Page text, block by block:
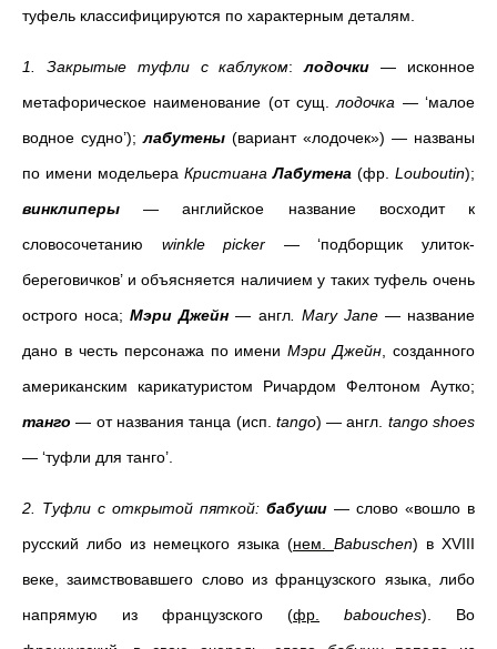
туфель классифицируются по характерным деталям.
1. Закрытые туфли с каблуком:лодочки —
исконное
метафорическое наименование (от сущ.лодочка — ‘малое
водное судно’);лабутены (вариант «лодочек») — названы
по имени модельера КристианаЛабутена (фр. Louboutin);
винклиперы
— английское название восходит к
словосочетанию winkle picker — ‘подборщик улиток-
береговичков’ и объясняется наличием у таких туфель очень
острого носа;Мэри Джейн — англ. Mary Jane — название
дано в честь персонажа по имениМэри Джейн , созданного
американским карикатуристом Ричардом Фелтоном Аутко;
танго — от названия танца (исп. tango) — англ. tango shoes
— ‘туфли для танго’.
2. Туфли с открытой пяткой: бабуши — слово «вошло в
русский либо из немецкого языка (нем. Babuschen) в XVIII
веке, заимствовавшего слово из французского языка, либо
напрямую из французского (фр. babouches). Во